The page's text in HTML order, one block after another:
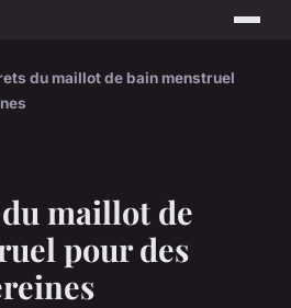
du maillot de bain menstruel
maillot de
pour des